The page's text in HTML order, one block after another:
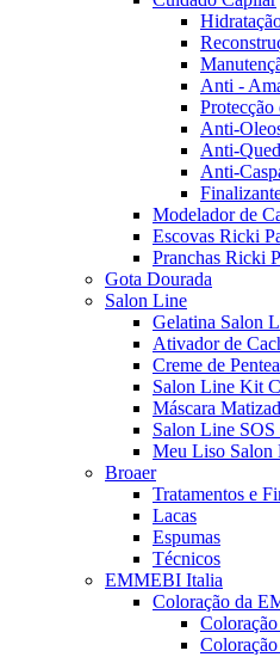
Anti -
Protecção
Anti-
Anti-
Anti-
Modelador de
Escovas Ricki
Pranchas Ricki
Gota Dourada
Salon Line
Gelatina Salon
Ativador de
Creme de
Salon Line Kit
Máscara
Salon Line SOS
Meu Liso Salon
Broaer
Tratamentos e
Lacas
Espumas
Técnicos
EMMEBI Italia
Coloração da